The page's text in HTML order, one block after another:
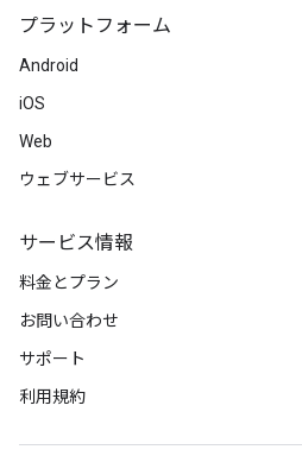
プラットフォーム
Android
iOS
Web
ウェブサービス
サービス情報
料金とプラン
お問い合わせ
サポート
利用規約